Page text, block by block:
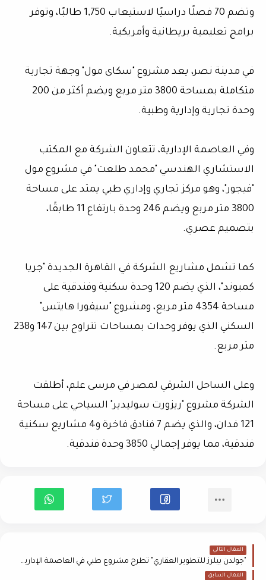
وتضم 70 فصلًا دراسيًا لاستيعاب 1,750 طالبًا، وتوفر
برامج تعليمية بريطانية وأمريكية.
في مدينة نصر، يعد مشروع "سكاى مول" وجهة تجارية
متكاملة بمساحة 3800 متر مربع ويضم أكثر من 200
وحدة تجارية وإدارية وطبية.
وفي العاصمة الإدارية، تتعاون الشركة مع المكتب
الاستشاري الهندسي "محمد طلعت" في مشروع مول
"فيجور"، وهو مركز تجاري وإداري طبي يمتد على مساحة
3800 متر مربع ويضم 246 وحدة بارتفاع 11 طابقًا،
بتصميم عصري.
كما تشمل مشاريع الشركة في القاهرة الجديدة "جريا
كمبوند"، الذي يضم 120 وحدة سكنية وفندقية على
مساحة 4354 متر مربع، ومشروع "سيفورا هايتس"
السكني الذي يوفر وحدات بمساحات تتراوح بين 147 و238
متر مربع.
وعلى الساحل الشرقي لمصر في مرسى علم، أطلقت
الشركة مشروع "ريزورت سوليدير" السياحي على مساحة
121 فدان، والذي يضم 7 فنادق فاخرة و4 مشاريع سكنية
فندقية، مما يوفر إجمالي 3850 وحدة فندقية.
المقال التالي
"جولدن بيلرز للتطوير العقاري" تطرح مشروع طبي في العاصمة الإدارية باستثمار 1.7 مليار جنيه
المقال السابق